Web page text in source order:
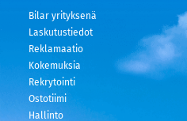
Bilar yrityksenä
Laskutustiedot
Reklamaatio
Kokemuksia
Rekrytointi
Ostotiimi
Hallinto